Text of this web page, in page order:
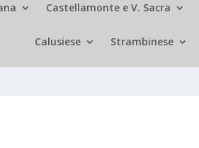
Castellamonte e V. Sacra
Calusiese Strambinese